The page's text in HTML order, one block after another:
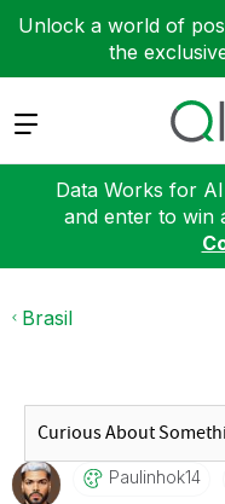
Unlock a world of
the
Expand
Data Works for
and enter to win
Brasil
Paulinhok14